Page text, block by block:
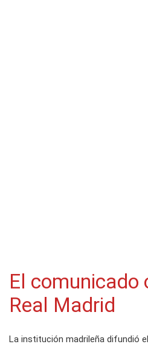
El comunicado
Real Madrid
La institución madrileña difundió